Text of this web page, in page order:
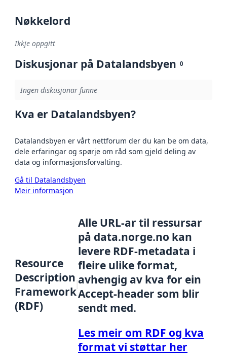
Nøkkelord
Ikkje oppgitt
Diskusjonar på Datalandsbyen 0
Ingen diskusjonar funne
Kva er Datalandsbyen?
Datalandsbyen er vårt nettforum der du kan be om data,
dele erfaringar og spørje om råd som gjeld deling av
data og informasjonsforvalting.
Gå til Datalandsbyen
Meir informasjon
Resource
Description
Framework
(RDF)
Alle URL-ar til ressursar
på data.norge.no kan
levere RDF-metadata i
fleire ulike format,
avhengig av kva for ein
Accept-header som blir
sendt med.
Les meir om RDF og kva
format vi støttar her